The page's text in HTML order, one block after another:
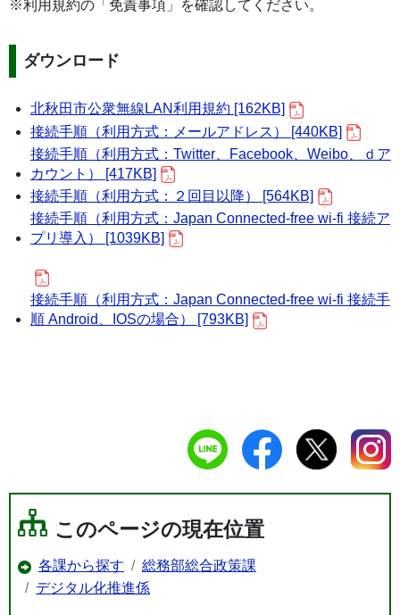
※利用規約の「免責事項」を確認してください。
ダウンロード
北秋田市公衆無線LAN利用規約 [162KB]
接続手順（利用方式：メールアドレス） [440KB]
接続手順（利用方式：Twitter、Facebook、Weibo、ｄア
カウント） [417KB]
接続手順（利用方式：２回目以降） [564KB]
接続手順（利用方式：Japan Connected-free wi-fi 接続ア
プリ導入） [1039KB]
接続手順（利用方式：Japan Connected-free wi-fi 接続手
順 Android、IOSの場合） [793KB]
このページの現在位置
各課から探す
総務部総合政策課
デジタル化推進係